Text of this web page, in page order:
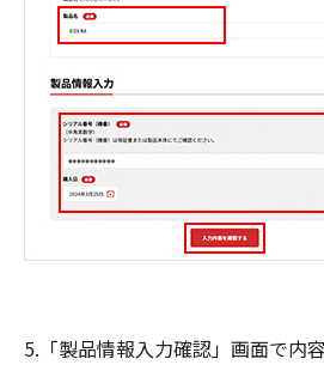
5.「製品情報入力確認」画面で内